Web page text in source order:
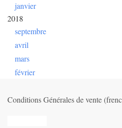
janvier
2018
septembre
avril
mars
février
Conditions Générales de vente